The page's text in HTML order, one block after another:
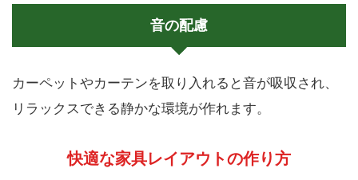
音の配慮
カーペットやカーテンを取り入れると音が吸収され、
リラックスできる静かな環境が作れます。
快適な家具レイアウトの作り方